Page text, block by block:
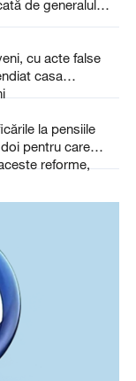
de generalul
cu acte false
casa
la pensiile
pentru care
reforme,